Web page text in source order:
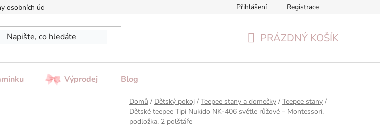
osobních údajů Formulář pro odstoupení od smlouvy Reklamační formulář
Přihlášení Registrace
PRÁZDNÝ KOŠÍK
Výprodej Blog
Domů / Dětský pokoj / Teepee stany a domečky / Teepee stany /
Dětské teepee Tipi Nukido NK-406 světle růžové – Montessori,
podložka, 2 polštáře